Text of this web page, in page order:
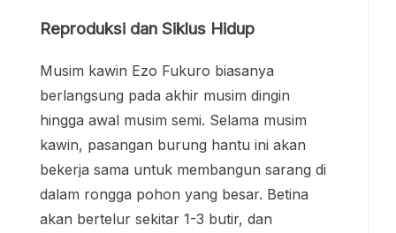
Reproduksi dan Siklus Hidup
Musim kawin Ezo Fukuro biasanya
berlangsung pada akhir musim dingin
hingga awal musim semi. Selama musim
kawin, pasangan burung hantu ini akan
bekerja sama untuk membangun sarang di
dalam rongga pohon yang besar. Betina
akan bertelur sekitar 1-3 butir, dan